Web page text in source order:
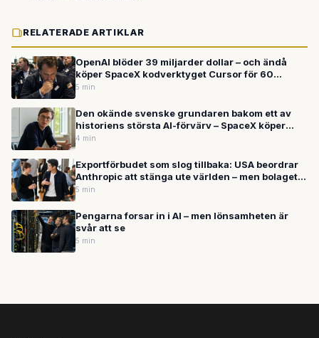
RELATERADE ARTIKLAR
OpenAI blöder 39 miljarder dollar – och ändå
köper SpaceX kodverktyget Cursor för 60
miljarder: Vad händer egentligen med AI-
5 min
Den okände svenske grundaren bakom ett av
historiens största AI-förvärv – SpaceX köper
Cursor för upp till 600 miljarder kronor
4 min
Exportförbudet som slog tillbaka: USA beordrar
Anthropic att stänga ute världen – men bolaget
fortsätter växa
5 min
Pengarna forsar in i AI – men lönsamheten är
svår att se
5 min